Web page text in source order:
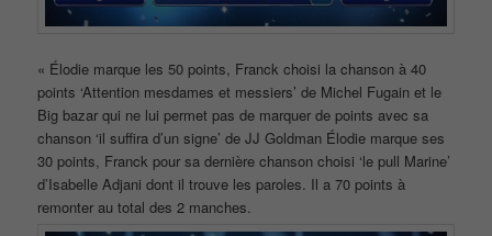
« Élodie marque les 50 points, Franck choisi la chanson à 40
points ‘Attention mesdames et messiers’ de Michel Fugain et le
Big bazar qui ne lui permet pas de marquer de points avec sa
chanson ‘il suffira d’un signe’ de JJ Goldman Élodie marque ses
30 points, Franck pour sa dernière chanson choisi ‘le pull Marine’
d’Isabelle Adjani dont il trouve les paroles. Il a 70 points à
remonter au total des 2 manches.